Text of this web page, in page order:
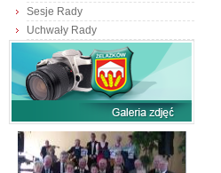
Sesje Rady
Uchwały Rady